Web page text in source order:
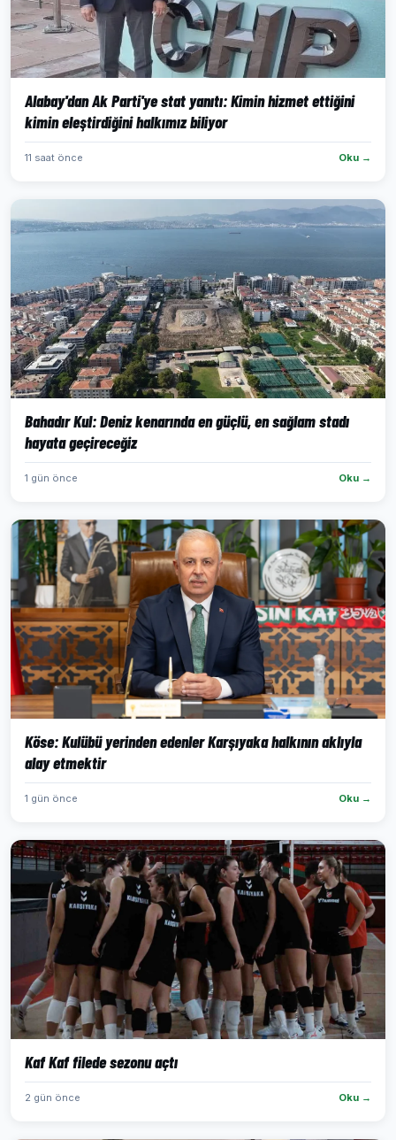
Alabay'dan Ak Parti'ye stat yanıtı: Kimin hizmet ettiğini
kimin eleştirdiğini halkımız biliyor
11 saat önce Oku →
Bahadır Kul: Deniz kenarında en güçlü, en sağlam stadı
hayata geçireceğiz
1 gün önce Oku →
Köse: Kulübü yerinden edenler Karşıyaka halkının aklıyla
alay etmektir
1 gün önce Oku →
Kaf Kaf filede sezonu açtı
2 gün önce Oku →